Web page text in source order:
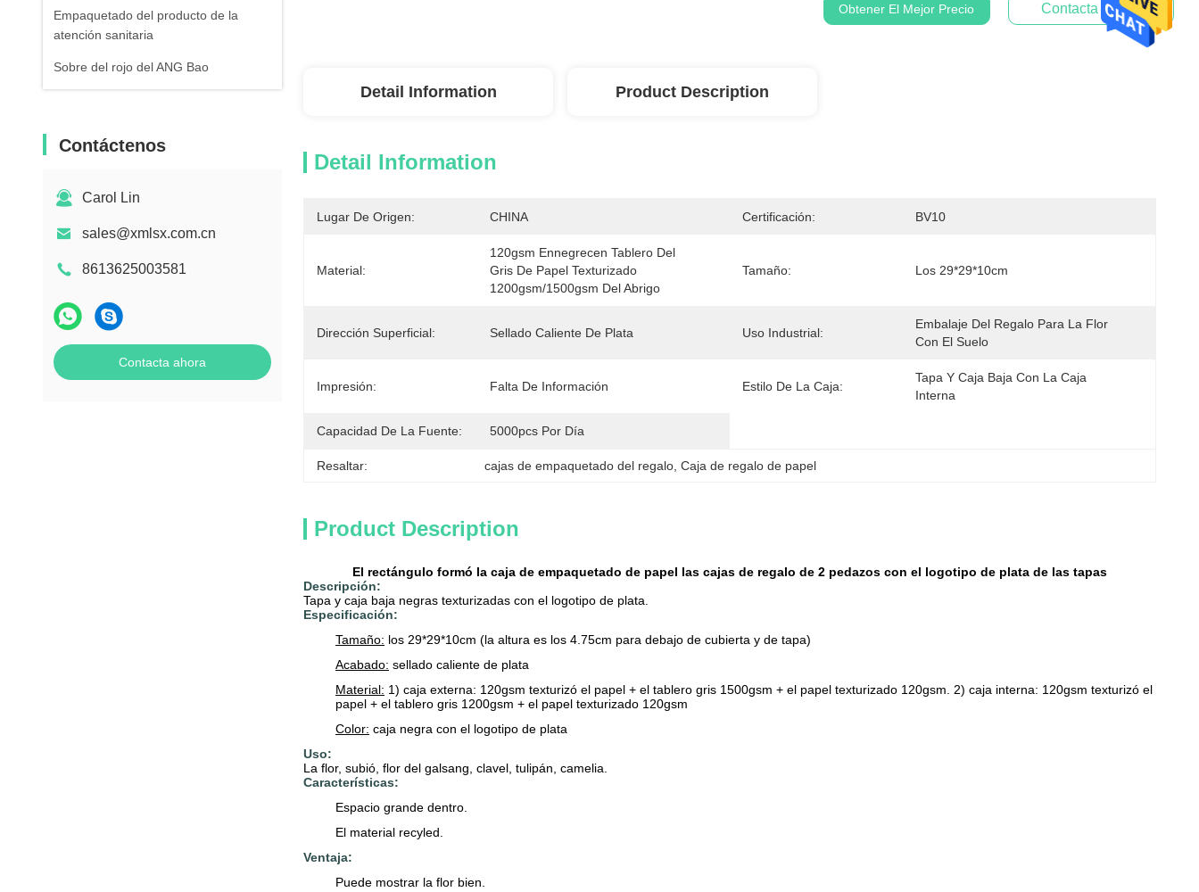
Empaquetado del producto de la
atención sanitaria
Sobre del rojo del ANG Bao
Contáctenos
Carol Lin
sales@xmlsx.com.cn
8613625003581
Contacta ahora
Obtener El Mejor Precio Contacta Ahora
Detail Information Product Description
Detail Information
Lugar De Origen: CHINA Certificación: BV10
Material:
120gsm Ennegrecen Tablero Del
Gris De Papel Texturizado
1200gsm/1500gsm Del Abrigo
Tamaño: Los 29*29*10cm
Dirección Superficial: Sellado Caliente De Plata Uso Industrial:
Embalaje Del Regalo Para La Flor
Con El Suelo
Impresión: Falta De Información Estilo De La Caja:
Tapa Y Caja Baja Con La Caja
Interna
Capacidad De La Fuente: 5000pcs Por Día
Resaltar: cajas de empaquetado del regalo , Caja de regalo de papel
Product Description
El rectángulo formó la caja de empaquetado de papel las cajas de regalo de 2 pedazos con el logotipo de plata de las tapas
Descripción:
Tapa y caja baja negras texturizadas con el logotipo de plata.
Especificación:
Tamaño: los 29*29*10cm (la altura es los 4.75cm para debajo de cubierta y de tapa)
Acabado: sellado caliente de plata
Material: 1) caja externa: 120gsm texturizó el papel + el tablero gris 1500gsm + el papel texturizado 120gsm. 2) caja interna: 120gsm texturizó el
papel + el tablero gris 1200gsm + el papel texturizado 120gsm
Color: caja negra con el logotipo de plata
Uso:
La flor, subió, flor del galsang, clavel, tulipán, camelia.
Características:
Espacio grande dentro.
El material recyled.
Ventaja:
Puede mostrar la flor bien.